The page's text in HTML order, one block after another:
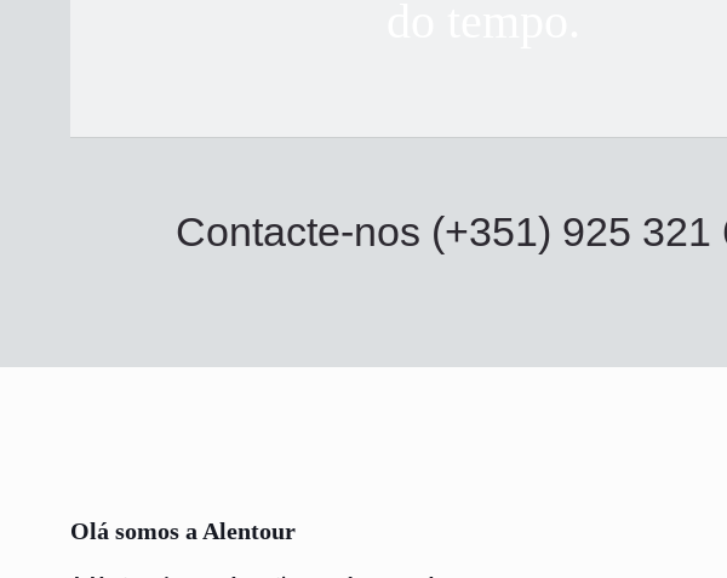
Contacte-nos (+351) 925 321
Olá somos a Alentour